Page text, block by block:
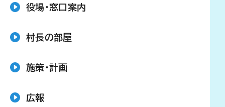
役場・窓口案内
村長の部屋
施策・計画
広報